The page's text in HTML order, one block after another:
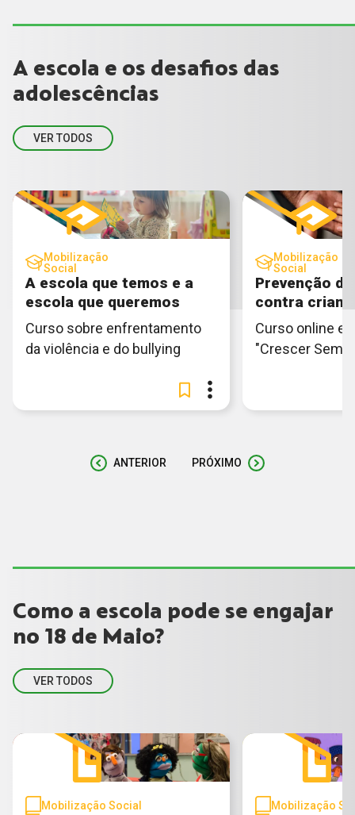
A escola e os desafios das
adolescências
VER TODOS
Mobilização
Social
A escola que temos e a
escola que queremos
Curso sobre enfrentamento
da violência e do bullying
Mobilização
Social
Prevenção
contra
Curso online e
"Crescer Sem
ANTERIOR PRÓXIMO
Como a escola pode se engajar
no 18 de Maio?
VER TODOS
Mobilização Social Mobilização